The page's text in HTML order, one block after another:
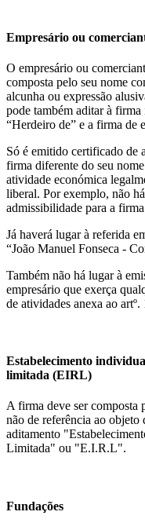
Empresário ou
O empresário ou
composta pelo seu nome
alcunha ou expressão
pode também aditar à firma
“Herdeiro de” e a firma de
Só é emitido certificado de
firma diferente do seu
atividade económica
liberal. Por exemplo, não
admissibilidade para a
Já haverá lugar à referida
“João Manuel Fonseca -
Também não há lugar à
empresário que exerça
de atividades anexa ao
Estabelecimento
limitada (EIRL)
A firma deve ser composta
não de referência ao
aditamento
Limitada" ou "E.I.R.L".
Fundações